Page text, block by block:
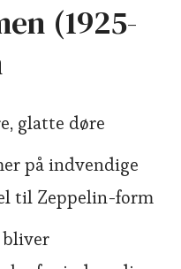
(1925-
glatte døre
på indvendige
til Zeppelin-form